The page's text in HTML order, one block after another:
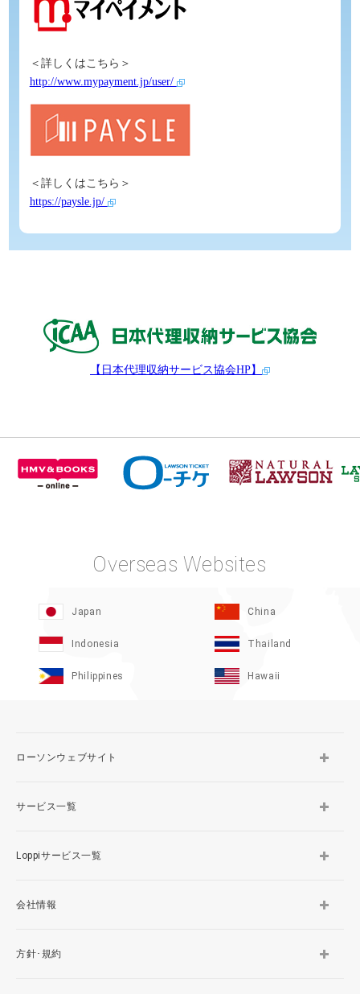
＜詳しくはこちら＞
http://www.mypayment.jp/user/
＜詳しくはこちら＞
https://paysle.jp/
【日本代理収納サービス協会HP】
Overseas Websites
Japan China
Indonesia Thailand
Philippines Hawaii
ローソンウェブサイト
サービス一覧
Loppiサービス一覧
会社情報
方針･規約